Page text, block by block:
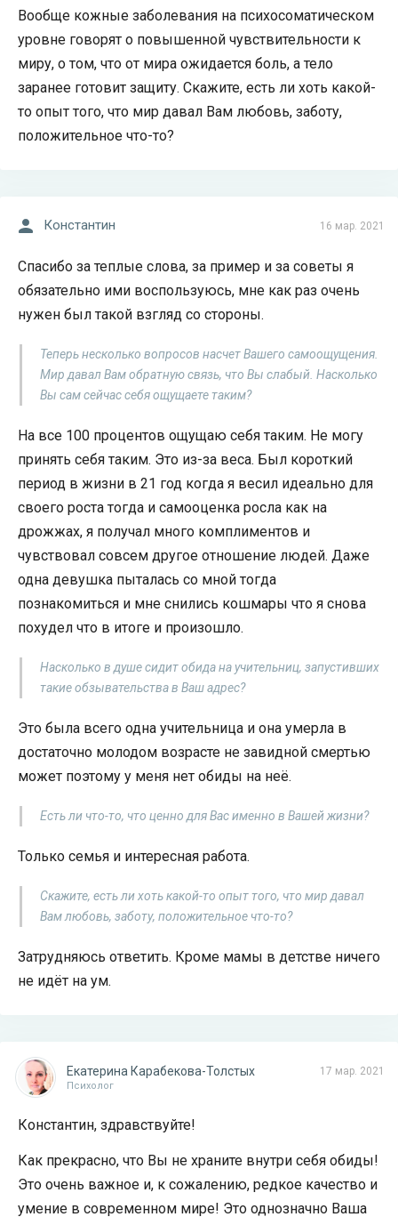
Вообще кожные заболевания на психосоматическом
уровне говорят о повышенной чувствительности к
миру, о том, что от мира ожидается боль, а тело
заранее готовит защиту. Скажите, есть ли хоть какой-
то опыт того, что мир давал Вам любовь, заботу,
положительное что-то?
16 мар. 2021
Константин
Спасибо за теплые слова, за пример и за советы я
обязательно ими воспользуюсь, мне как раз очень
нужен был такой взгляд со стороны.
Теперь несколько вопросов насчет Вашего самоощущения.
Мир давал Вам обратную связь, что Вы слабый. Насколько
Вы сам сейчас себя ощущаете таким?
На все 100 процентов ощущаю себя таким. Не могу
принять себя таким. Это из-за веса. Был короткий
период в жизни в 21 год когда я весил идеально для
своего роста тогда и самооценка росла как на
дрожжах, я получал много комплиментов и
чувствовал совсем другое отношение людей. Даже
одна девушка пыталась со мной тогда
познакомиться и мне снились кошмары что я снова
похудел что в итоге и произошло.
Насколько в душе сидит обида на учительниц, запустивших
такие обзывательства в Ваш адрес?
Это была всего одна учительница и она умерла в
достаточно молодом возрасте не завидной смертью
может поэтому у меня нет обиды на неё.
Есть ли что-то, что ценно для Вас именно в Вашей жизни?
Только семья и интересная работа.
Скажите, есть ли хоть какой-то опыт того, что мир давал
Вам любовь, заботу, положительное что-то?
Затрудняюсь ответить. Кроме мамы в детстве ничего
не идёт на ум.
17 мар. 2021
Екатерина Карабекова-Толстых
Психолог
Константин, здравствуйте!
Как прекрасно, что Вы не храните внутри себя обиды!
Это очень важное и, к сожалению, редкое качество и
умение в современном мире! Это однозначно Ваша